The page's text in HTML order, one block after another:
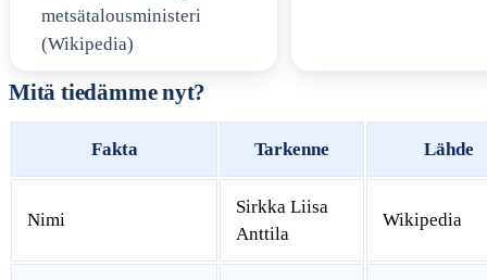
metsätalousministeri
(Wikipedia)
Mitä tiedämme nyt?
Fakta Tarkenne Lähde
Nimi
Sirkka Liisa
Anttila
Wikipedia